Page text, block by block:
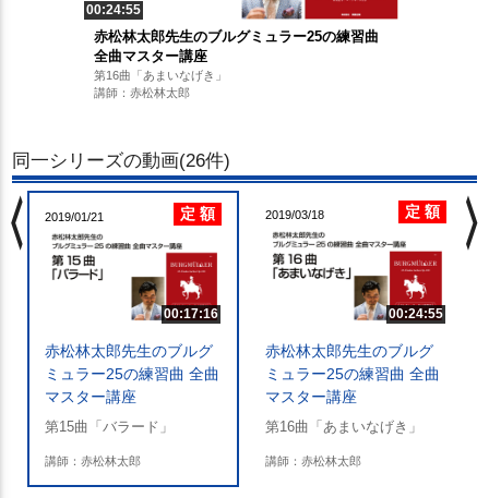
00:24:55
赤松林太郎先生のブルグミュラー25の練習曲
全曲マスター講座
第16曲「あまいなげき」
講師：赤松林太郎
同一シリーズの動画(26件)
2019/01/21 定 額
00:17:16
赤松林太郎先生のブルグ
ミュラー25の練習曲 全曲
マスター講座
第15曲「バラード」
講師：赤松林太郎
2019/03/18 定 額
00:24:55
赤松林太郎先生のブルグ
ミュラー25の練習曲 全曲
マスター講座
第16曲「あまいなげき」
講師：赤松林太郎
chevron_left chevron_right